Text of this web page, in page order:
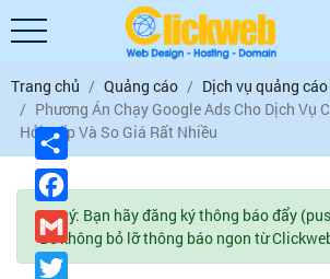
Trang chủ Quảng cáo
Dịch vụ quảng
Phương Án Chạy Google Ads Cho Dịch Vụ
Hỏi Gấp Và So Giá Rất Nhiều
Lưu ý: Bạn hãy đăng ký thông báo đẩy
Để không bỏ lỡ thông báo ngon từ
Chia
sẻ
Gmail
Twitter